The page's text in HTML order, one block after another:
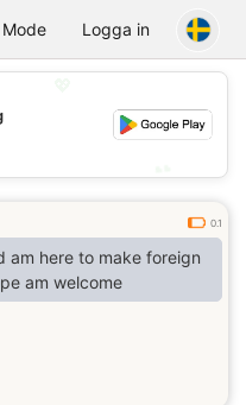
Mode Logga in
0.1
am here to make foreign
am welcome